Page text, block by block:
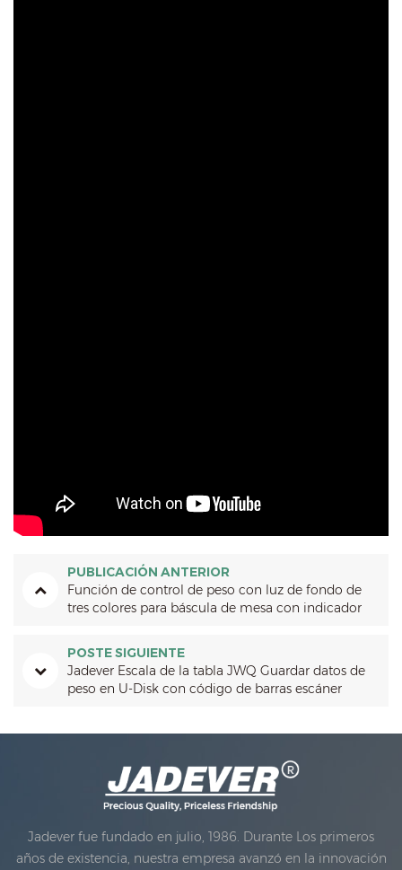
PUBLICACIÓN ANTERIOR
Función de control de peso con luz de fondo de
tres colores para báscula de mesa con indicador
POSTE SIGUIENTE
Jadever Escala de la tabla JWQ Guardar datos de
peso en U-Disk con código de barras escáner
Jadever fue fundado en julio, 1986. Durante Los primeros
años de existencia, nuestra empresa avanzó en la innovación